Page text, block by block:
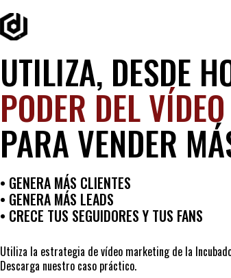
UTILIZA, DESDE
PODER DEL
PARA VENDER
• GENERA MÁS CLIENTES
• GENERA MÁS LEADS
• CRECE TUS SEGUIDORES Y TUS FANS
Utiliza la estrategia de vídeo marketing de la
Descarga nuestro caso práctico.